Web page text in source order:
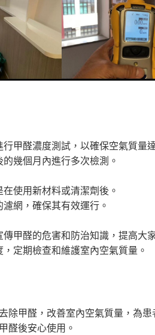
甲醛濃度測試，以確保空氣質量
幾個月內進行多次檢測。
使用新材料或清潔劑後。
網，確保其有效運行。
甲醛的危害和防治知識，提高大
定期檢查和維護室內空氣質量。
除甲醛，改善室內空氣質量，為
醛後安心使用。